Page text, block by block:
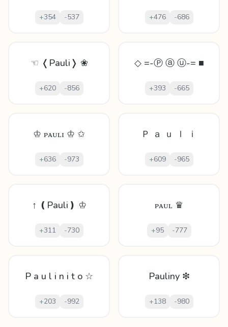
+354 -537 +476 -686
☜ ❬Pauli❭ ❀
+620 -856
◇ =-Ⓟ ⓐ ⓤ-= ■
+393 -665
♔ ᴘᴀᴜʟɪ ♔ ✩
+636 -973
Ｐ ａ ｕ ｌ ｉ
+609 -965
↑ ❪Pauli❫ ♔
+311 -730
ᴘᴀᴜʟ ♛
+95 -777
P a u l i n i t o ☆
+203 -992
Pauliny ❇
+138 -980